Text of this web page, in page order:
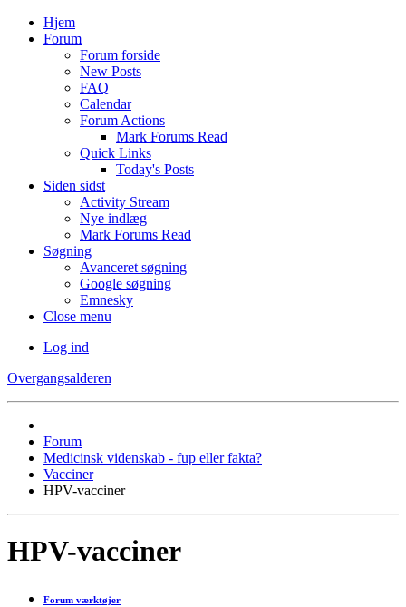
Hjem
Forum
Forum forside
New Posts
FAQ
Calendar
Forum Actions
Mark Forums Read
Quick Links
Today's Posts
Siden sidst
Activity Stream
Nye indlæg
Mark Forums Read
Søgning
Avanceret søgning
Google søgning
Emnesky
Close menu
Log ind
Overgangsalderen
Forum
Medicinsk videnskab - fup eller fakta?
Vacciner
HPV-vacciner
HPV-vacciner
Forum værktøjer